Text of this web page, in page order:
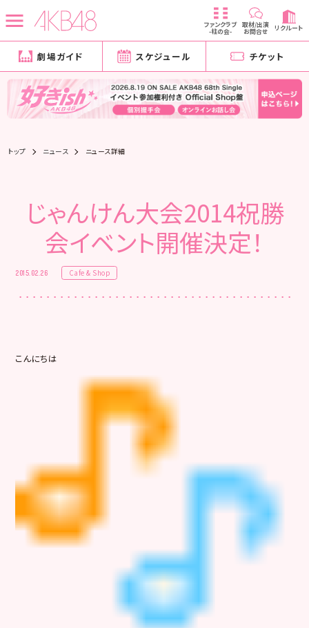
ファンクラブ
-柱の会-
取材/出演
お問合せ リクルート
劇場ガイド スケジュール チケット
トップ ニュース ニュース詳細
じゃんけん大会2014祝勝
会イベント開催決定！
2015.02.26 Cafe & Shop
こんにちは